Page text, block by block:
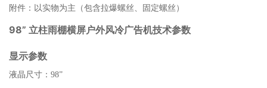
附件：以实物为主（包含拉爆螺丝、固定螺丝）
98” 立柱雨棚横屏户外风冷广告机技术参数
显示参数
液晶尺寸：98”